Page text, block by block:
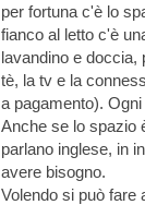
per fortuna c'è lo
fianco al letto c'è
lavandino e doccia,
tè, la tv e la
a pagamento).
Anche se lo spazio
parlano inglese, in
avere bisogno.
Volendo si può fare